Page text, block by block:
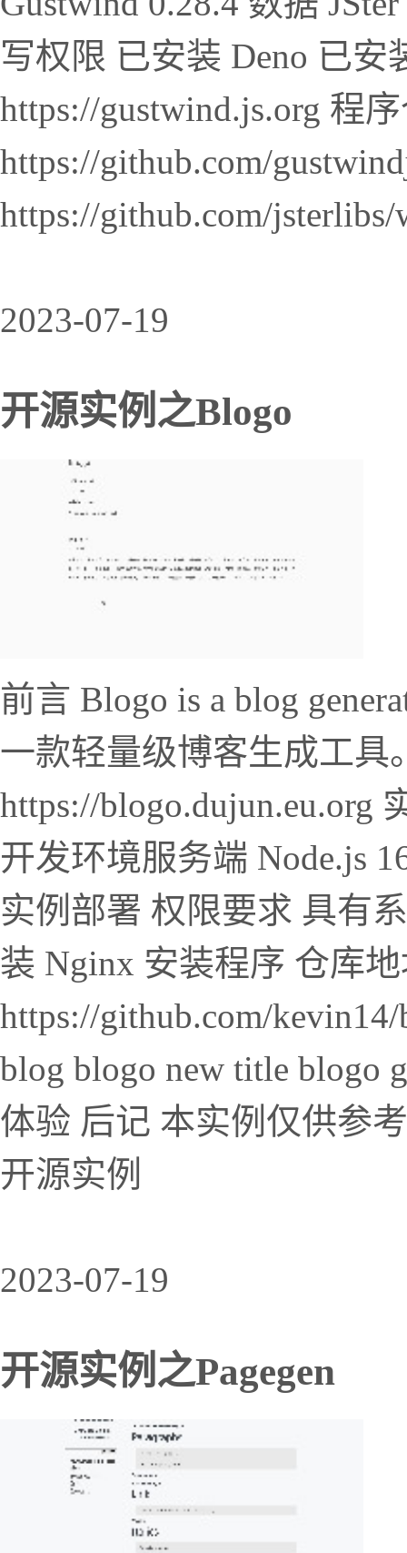
写权限 已安装 Deno 已
https://gustwind.js.org 程
https://github.com/
https://github.com/
2023-07-19
开源实例之Blogo
前言 Blogo is a blog
一款轻量级博客生成工具
https://blogo.dujun.eu.org
开发环境服务端 Node.js
实例部署 权限要求 具有
装 Nginx 安装程序 仓库
https://github.com/
blog blogo new title blogo
体验 后记 本实例仅供参
开源实例
2023-07-19
开源实例之Pagegen